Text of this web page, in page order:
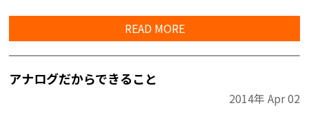
READ MORE
アナログだからできること
2014年 Apr02